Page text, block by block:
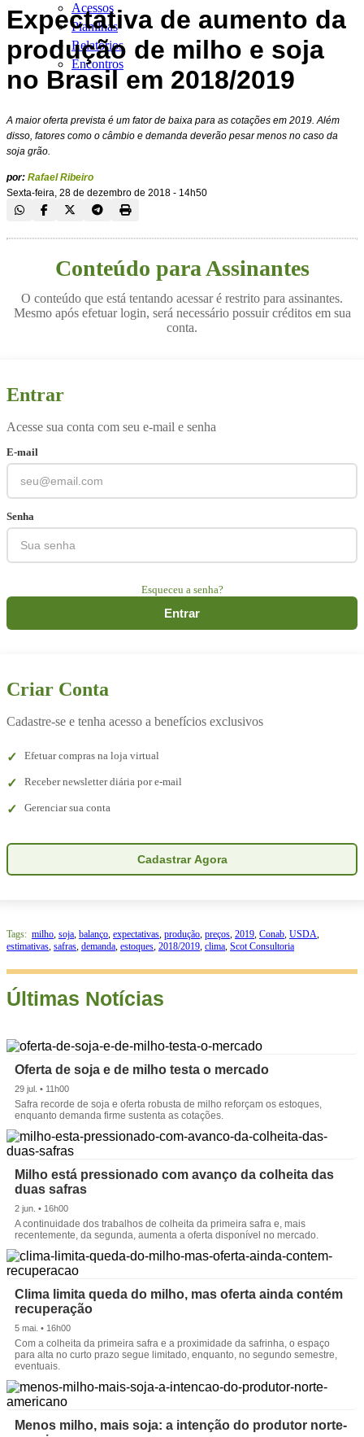
Acessos
Planilhas
Relatórios
Encontros
Expectativa de aumento da
produção de milho e soja
no Brasil em 2018/2019
A maior oferta prevista é um fator de baixa para as cotações em 2019. Além
disso, fatores como o câmbio e demanda deverão pesar menos no caso da
soja grão.
por: Rafael Ribeiro
Sexta-feira, 28 de dezembro de 2018 - 14h50
Conteúdo para Assinantes
O conteúdo que está tentando acessar é restrito para assinantes.
Mesmo após efetuar login, será necessário possuir créditos em sua
conta.
Entrar
Acesse sua conta com seu e-mail e senha
E-mail
Senha
Esqueceu a senha?
Entrar
Criar Conta
Cadastre-se e tenha acesso a benefícios exclusivos
Efetuar compras na loja virtual
Receber newsletter diária por e-mail
Gerenciar sua conta
Cadastrar Agora
Tags: milho, soja, balanço, expectativas, produção, preços, 2019, Conab, USDA,
estimativas, safras, demanda, estoques, 2018/2019, clima, Scot Consultoria
Últimas Notícias
Oferta de soja e de milho testa o mercado
29 jul. • 11h00
Safra recorde de soja e oferta robusta de milho reforçam os estoques,
enquanto demanda firme sustenta as cotações.
Milho está pressionado com avanço da colheita das
duas safras
2 jun. • 16h00
A continuidade dos trabalhos de colheita da primeira safra e, mais
recentemente, da segunda, aumenta a oferta disponível no mercado.
Clima limita queda do milho, mas oferta ainda contém
recuperação
5 mai. • 16h00
Com a colheita da primeira safra e a proximidade da safrinha, o espaço
para alta no curto prazo segue limitado, enquanto, no segundo semestre,
eventuais.
Menos milho, mais soja: a intenção do produtor norte-